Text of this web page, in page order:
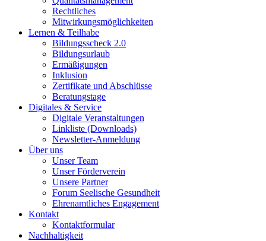
Rechtliches
Mitwirkungsmöglichkeiten
Lernen & Teilhabe
Bildungsscheck 2.0
Bildungsurlaub
Ermäßigungen
Inklusion
Zertifikate und Abschlüsse
Beratungstage
Digitales & Service
Digitale Veranstaltungen
Linkliste (Downloads)
Newsletter-Anmeldung
Über uns
Unser Team
Unser Förderverein
Unsere Partner
Forum Seelische Gesundheit
Ehrenamtliches Engagement
Kontakt
Kontaktformular
Nachhaltigkeit